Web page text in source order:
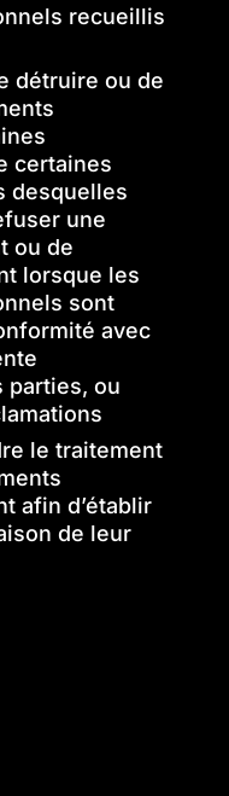
recueillis
détruire ou de
certaines
desquelles
une
ou de
lorsque les
sont
avec
parties, ou
le traitement
afin d’établir
de leur